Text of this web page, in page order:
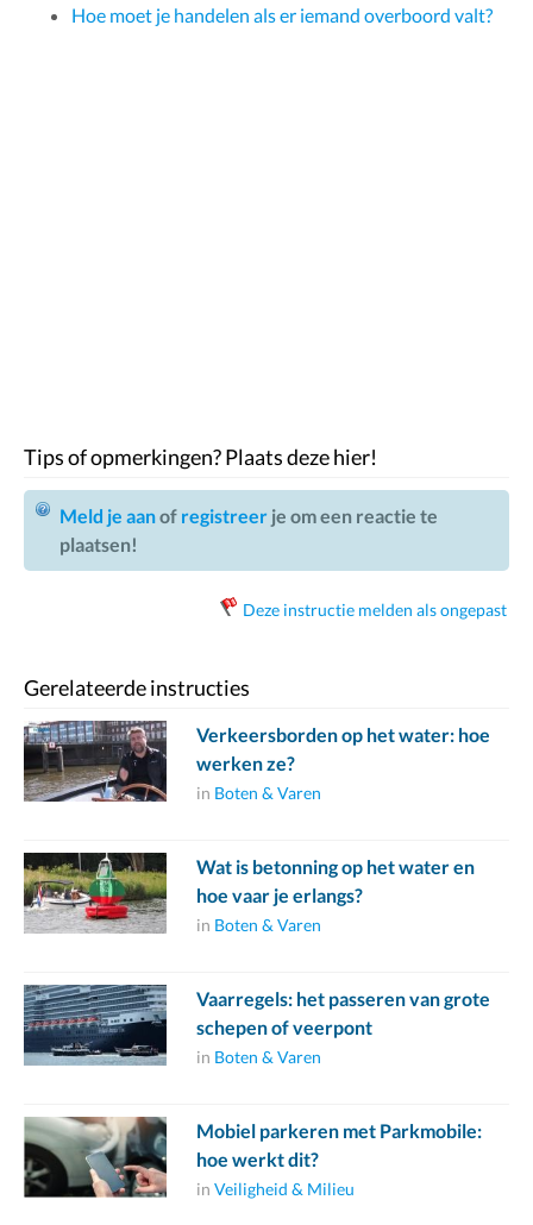
Hoe moet je handelen als er iemand overboord valt?
Tips of opmerkingen? Plaats deze hier!
Meld je aanof registreer je om een reactie te
plaatsen!
Deze instructie melden als ongepast
Gerelateerde instructies
Verkeersborden op het water: hoe
werken ze?
in Boten & Varen
Wat is betonning op het water en
hoe vaar je erlangs?
in Boten & Varen
Vaarregels: het passeren van grote
schepen of veerpont
in Boten & Varen
Mobiel parkeren met Parkmobile:
hoe werkt dit?
in Veiligheid & Milieu